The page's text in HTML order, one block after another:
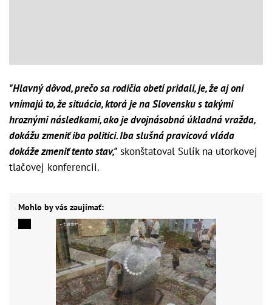
"Hlavný dôvod, prečo sa rodičia obetí pridali, je, že aj oni
vnímajú to, že situácia, ktorá je na Slovensku s takými
hroznými následkami, ako je dvojnásobná úkladná vražda,
dokážu zmeniť iba politici. Iba slušná pravicová vláda
dokáže zmeniť tento stav," skonštatoval Sulík na utorkovej
tlačovej konferencii.
Mohlo by vás zaujímať: